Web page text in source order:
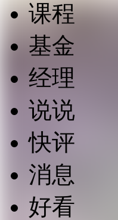
课程
基金
经理
说说
快评
消息
好看